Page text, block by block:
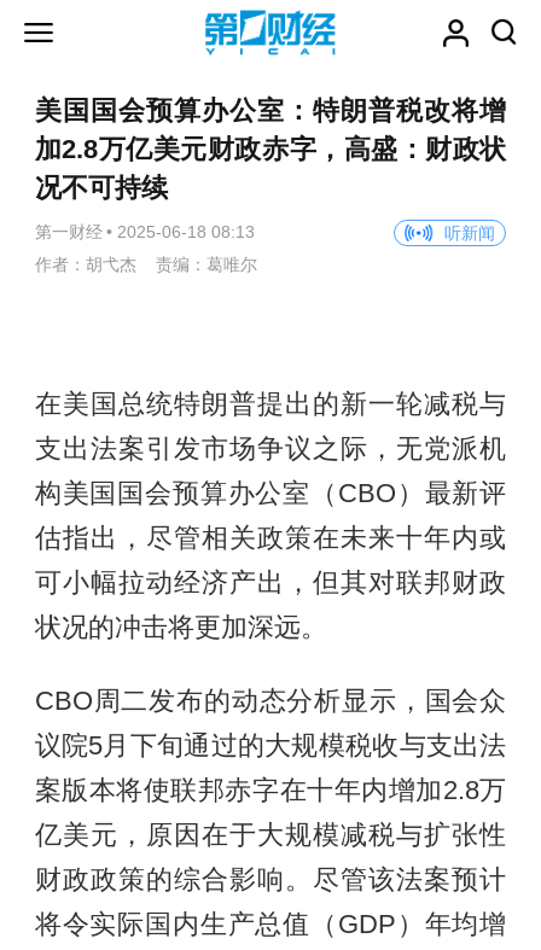
美国国会预算办公室：特朗普税改将增
加2.8万亿美元财政赤字，高盛：财政状
况不可持续
第一财经 • 2025-06-18 08:13
听新闻
作者：胡弋杰 责编：葛唯尔
在美国总统特朗普提出的新一轮减税与
支出法案引发市场争议之际，无党派机
构美国国会预算办公室（CBO）最新评
估指出，尽管相关政策在未来十年内或
可小幅拉动经济产出，但其对联邦财政
状况的冲击将更加深远。
CBO周二发布的动态分析显示，国会众
议院5月下旬通过的大规模税收与支出法
案版本将使联邦赤字在十年内增加2.8万
亿美元，原因在于大规模减税与扩张性
财政政策的综合影响。尽管该法案预计
将令实际国内生产总值（GDP）年均增